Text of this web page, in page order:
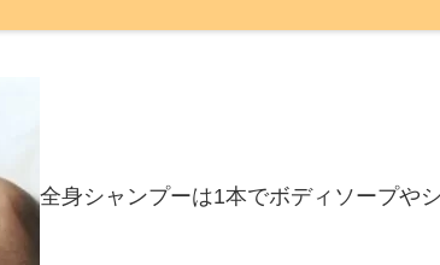
全身シャンプーは1本でボディソープや